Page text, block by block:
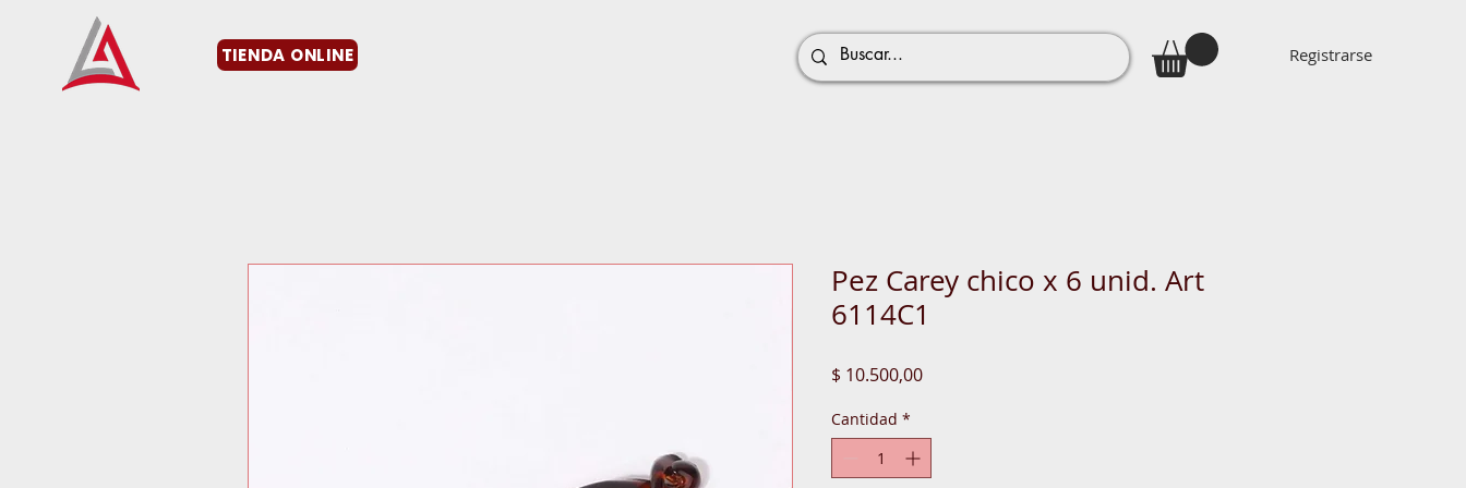
TIENDA ONLINE Registrarse
Pez Carey chico x 6 unid. Art
6114C1
$ 10.500,00Precio
Cantidad *